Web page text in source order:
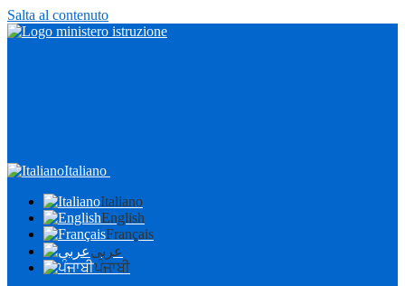
Salta al contenuto
Italiano
Italiano
English
Français
عربى
ਪੰਜਾਬੀ